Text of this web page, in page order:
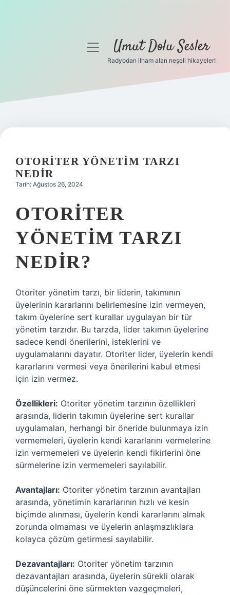
Gizlilik Politikası
Yasal Uyarı
menüyüUmut Dolu Sesler
Radyodan ilham alan neşeli hikayeler!
OTORITER YÖNETIM TARZI
NEDIR
Tarih: Ağustos 26, 2024
OTORITER
YÖNETIM TARZI
NEDIR?
Otoriter yönetim tarzı, bir liderin, takımının
üyelerinin kararlarını belirlemesine izin vermeyen,
takım üyelerine sert kurallar uygulayan bir tür
yönetim tarzıdır. Bu tarzda, lider takımın üyelerine
sadece kendi önerilerini, isteklerini ve
uygulamalarını dayatır. Otoriter lider, üyelerin kendi
kararlarını vermesi veya önerilerini kabul etmesi
için izin vermez.
Özellikleri: Otoriter yönetim tarzının özellikleri
arasında, liderin takımın üyelerine sert kurallar
uygulamaları, herhangi bir öneride bulunmaya izin
vermemeleri, üyelerin kendi kararlarını vermelerine
izin vermemeleri ve üyelerin kendi fikirlerini öne
sürmelerine izin vermemeleri sayılabilir.
Avantajları: Otoriter yönetim tarzının avantajları
arasında, yönetimin kararlarının hızlı ve kesin
biçimde alınması, üyelerin kendi kararlarını almak
zorunda olmaması ve üyelerin anlaşmazlıklara
kolayca çözüm getirmesi sayılabilir.
Dezavantajları: Otoriter yönetim tarzının
dezavantajları arasında, üyelerin sürekli olarak
düşüncelerini öne sürmekten vazgeçmeleri,